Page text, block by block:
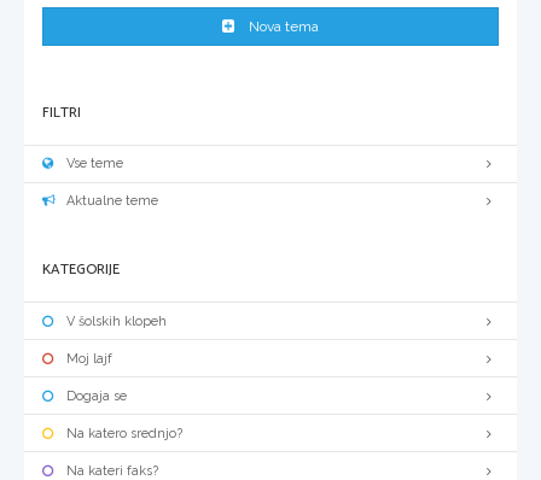
Nova tema
FILTRI
Vse teme
Aktualne teme
KATEGORIJE
V šolskih klopeh
Moj lajf
Dogaja se
Na katero srednjo?
Na kateri faks?